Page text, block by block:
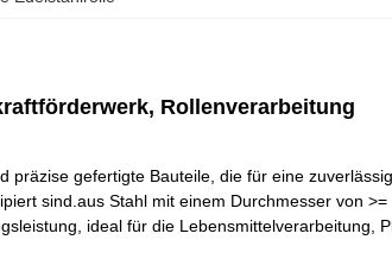
Rollenverarbeitung
präzise gefertigte Bauteile, die für eine
sind.aus Stahl mit einem Durchmesser von
ideal für die Lebensmittelverarbeitung,